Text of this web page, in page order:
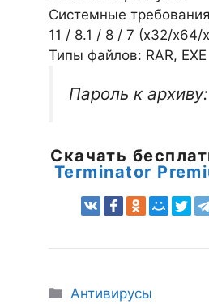
Системные
11 / 8.1 / 8 / 7 (х32/x64/
Типы файлов: RAR, EXE
Пароль к архиву:
Скачать
Terminator
Рубрики
Антивирусы